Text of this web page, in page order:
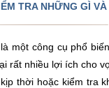
TRA NHỮNG GÌ
một công cụ phổ
rất nhiều lợi ích cho
thời hoặc kiểm tra